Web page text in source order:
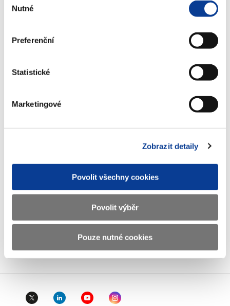
souhlasu
Nutné
Preferenční
Statistické
Marketingové
Zobrazit detaily
Povolit všechny cookies
Povolit výběr
Pouze nutné cookies
Ministerstvo financí ČR
Adresa Letenská 15, 118 10 Praha
IČO 00006947
Resort financí
Důležité odkazy